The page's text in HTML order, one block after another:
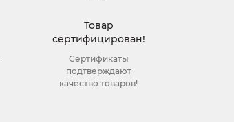
Товар
сертифицирован!
Сертификаты
подтверждают
качество товаров!